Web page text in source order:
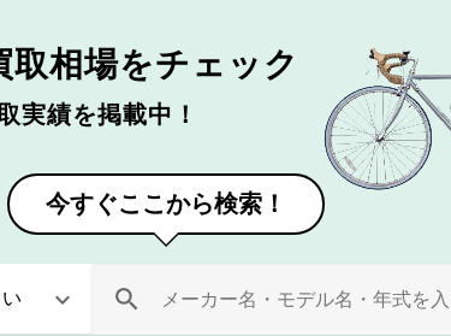
取相場をチェック
実績を掲載中！
今すぐここから検索！